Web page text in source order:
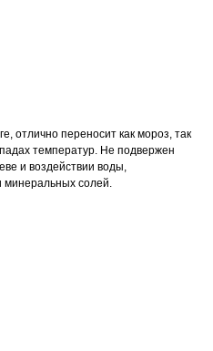
отлично переносит как мороз, так
температур. Не подвержен
и воздействии воды,
минеральных солей.